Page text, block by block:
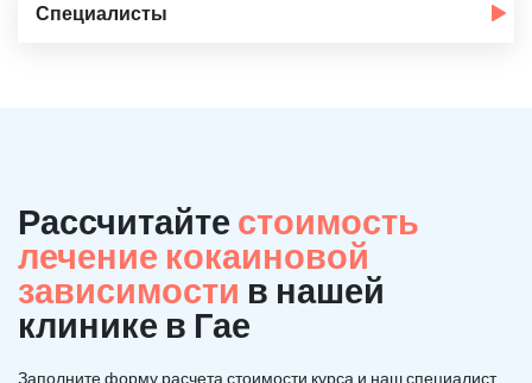
Специалисты
Рассчитайте стоимость
лечение кокаиновой
зависимости в нашей
клинике в Гае
Заполните форму расчета стоимости курса и наш специалист